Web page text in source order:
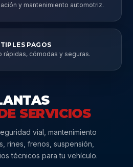
y mantenimiento automotriz.
PAGOS
rápidas, cómodas y seguras.
SERVICIOS
vial, mantenimiento
rines, frenos, suspensión,
técnicos para tu vehículo.